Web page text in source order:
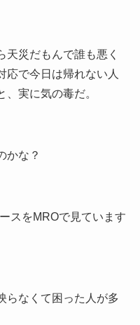
災だもんで誰も悪く
応で今日は帰れない人
実に気の毒だ。
かな？
スをMROで見ています
らなくて困った人が多